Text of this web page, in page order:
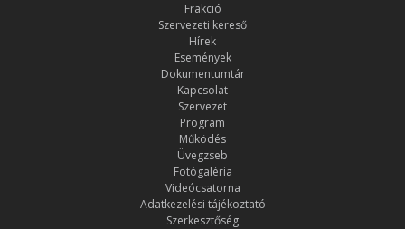
Frakció
Szervezeti kereső
Hírek
Események
Dokumentumtár
Kapcsolat
Szervezet
Program
Működés
Üvegzseb
Fotógaléria
Videócsatorna
Adatkezelési tájékoztató
Szerkesztőség